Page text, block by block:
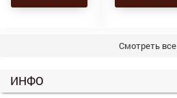
Смотреть все
ИНФО